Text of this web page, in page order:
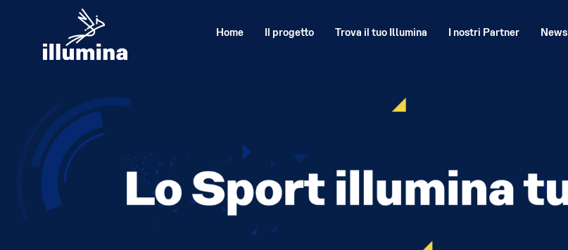
Home Il progetto Trova il tuo Illumina I nostri Partner News